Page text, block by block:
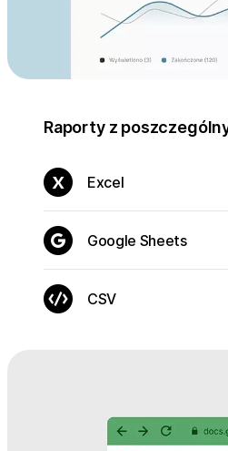
Raporty z
Excel
Google Sheets
CSV